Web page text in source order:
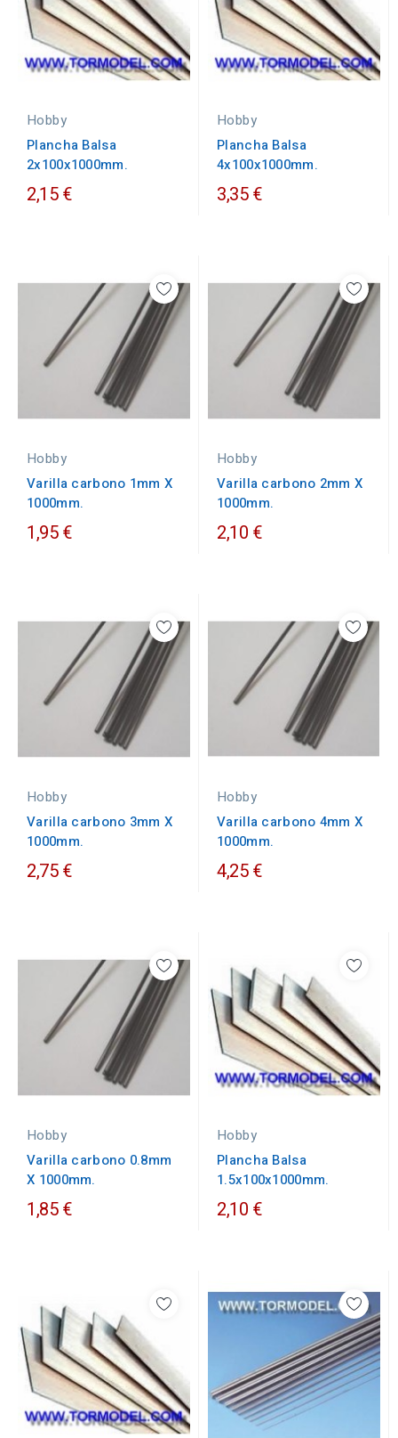
Hobby
Plancha Balsa
2x100x1000mm.
2,15 €
Hobby
Plancha Balsa
4x100x1000mm.
3,35 €
Hobby
Varilla carbono 1mm X
1000mm.
1,95 €
Hobby
Varilla carbono 2mm X
1000mm.
2,10 €
Hobby
Varilla carbono 3mm X
1000mm.
2,75 €
Hobby
Varilla carbono 4mm X
1000mm.
4,25 €
Hobby
Varilla carbono 0.8mm
X 1000mm.
1,85 €
Hobby
Plancha Balsa
1.5x100x1000mm.
2,10 €